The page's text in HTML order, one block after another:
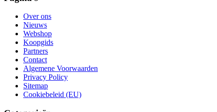
Over ons
Nieuws
Webshop
Koopgids
Partners
Contact
Algemene Voorwaarden
Privacy Policy
Sitemap
Cookiebeleid (EU)